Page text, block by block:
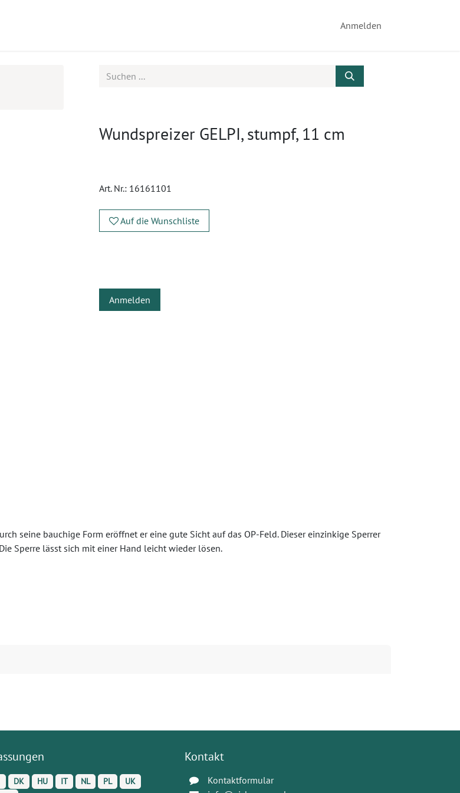
Anmelden
Wundspreizer GELPI, stumpf, 11 cm
Art. Nr.: 16161101
Auf die Wunschliste
Anmelden
seine bauchige Form eröffnet er eine gute Sicht auf das OP-Feld. Dieser einzinkige Sperrer
Sperre lässt sich mit einer Hand leicht wieder lösen.
DK HU IT NL PL
UK
Kontakt
Kontaktformular